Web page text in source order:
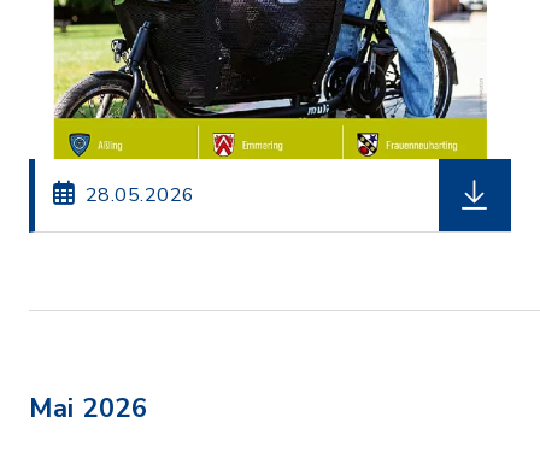
28.05.2026
Mai 2026